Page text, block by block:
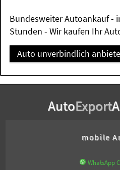
Bundesweiter Autoankauf -
Stunden - Wir kaufen Ihr
Auto unverbindlich
AutoExport
mobile
WhatsApp